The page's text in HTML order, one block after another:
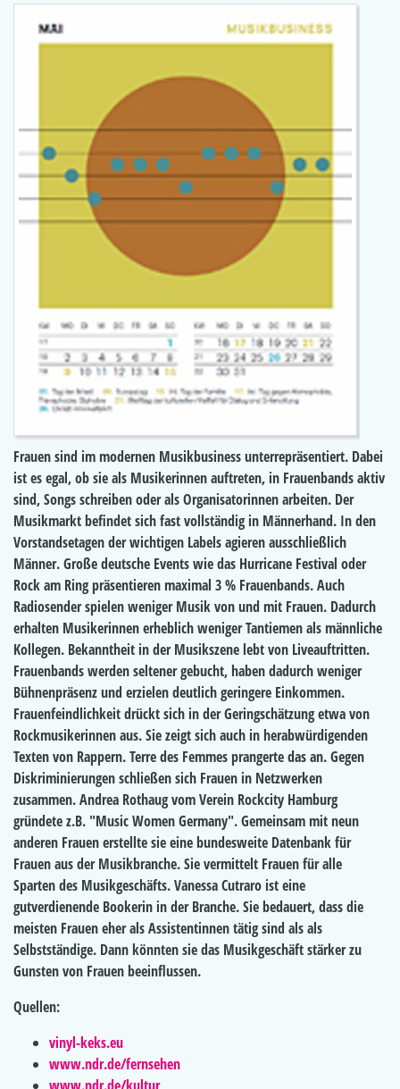
Frauen sind im modernen Musikbusiness unterrepräsentiert. Dabei
ist es egal, ob sie als Musikerinnen auftreten, in Frauenbands aktiv
sind, Songs schreiben oder als Organisatorinnen arbeiten. Der
Musikmarkt befindet sich fast vollständig in Männerhand. In den
Vorstandsetagen der wichtigen Labels agieren ausschließlich
Männer. Große deutsche Events wie das Hurricane Festival oder
Rock am Ring präsentieren maximal 3 % Frauenbands. Auch
Radiosender spielen weniger Musik von und mit Frauen. Dadurch
erhalten Musikerinnen erheblich weniger Tantiemen als männliche
Kollegen. Bekanntheit in der Musikszene lebt von Liveauftritten.
Frauenbands werden seltener gebucht, haben dadurch weniger
Bühnenpräsenz und erzielen deutlich geringere Einkommen.
Frauenfeindlichkeit drückt sich in der Geringschätzung etwa von
Rockmusikerinnen aus. Sie zeigt sich auch in herabwürdigenden
Texten von Rappern. Terre des Femmes prangerte das an. Gegen
Diskriminierungen schließen sich Frauen in Netzwerken
zusammen. Andrea Rothaug vom Verein Rockcity Hamburg
gründete z.B. "Music Women Germany". Gemeinsam mit neun
anderen Frauen erstellte sie eine bundesweite Datenbank für
Frauen aus der Musikbranche. Sie vermittelt Frauen für alle
Sparten des Musikgeschäfts. Vanessa Cutraro ist eine
gutverdienende Bookerin in der Branche. Sie bedauert, dass die
meisten Frauen eher als Assistentinnen tätig sind als als
Selbstständige. Dann könnten sie das Musikgeschäft stärker zu
Gunsten von Frauen beeinflussen.
Quellen:
vinyl-keks.eu
www.ndr.de/fernsehen